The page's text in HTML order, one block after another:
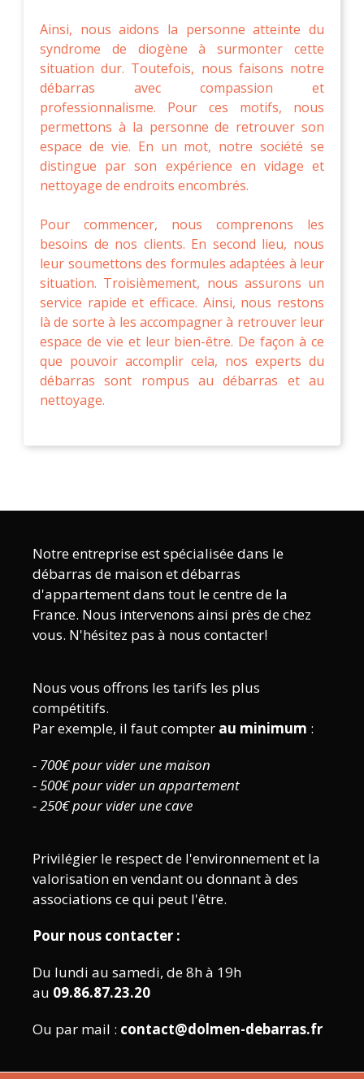
Ainsi, nous aidons la personne atteinte du
syndrome de diogène à surmonter cette
situation dur. Toutefois, nous faisons notre
débarras avec compassion et
professionnalisme. Pour ces motifs, nous
permettons à la personne de retrouver son
espace de vie. En un mot, notre société se
distingue par son expérience en vidage et
nettoyage de endroits encombrés.
Pour commencer, nous comprenons les
besoins de nos clients. En second lieu, nous
leur soumettons des formules adaptées à leur
situation. Troisièmement, nous assurons un
service rapide et efficace. Ainsi, nous restons
là de sorte à les accompagner à retrouver leur
espace de vie et leur bien-être. De façon à ce
que pouvoir accomplir cela, nos experts du
débarras sont rompus au débarras et au
nettoyage.
Notre entreprise est spécialisée dans le
débarras de maison et débarras
d'appartement dans tout le centre de la
France. Nous intervenons ainsi près de chez
vous. N'hésitez pas à nous contacter!
Nous vous offrons les tarifs les plus
compétitifs.
Par exemple, il faut compter au minimum :
- 700€ pour vider une maison
- 500€ pour vider un appartement
- 250€ pour vider une cave
Privilégier le respect de l'environnement et la
valorisation en vendant ou donnant à des
associations ce qui peut l'être.
Pour nous contacter :
Du lundi au samedi, de 8h à 19h
au 09.86.87.23.20
Ou par mail : contact@dolmen-debarras.fr